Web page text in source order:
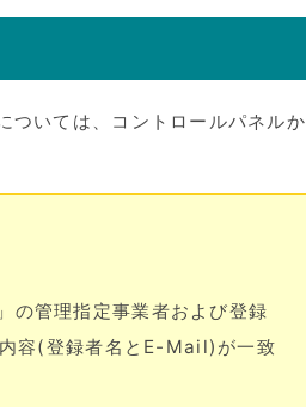
いては、コントロールパネルか
管理指定事業者および登録
容(登録者名とE-Mail)が一致